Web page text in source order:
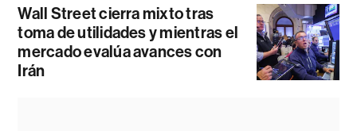
Wall Street cierra mixto tras
toma de utilidades y mientras el
mercado evalúa avances con
Irán